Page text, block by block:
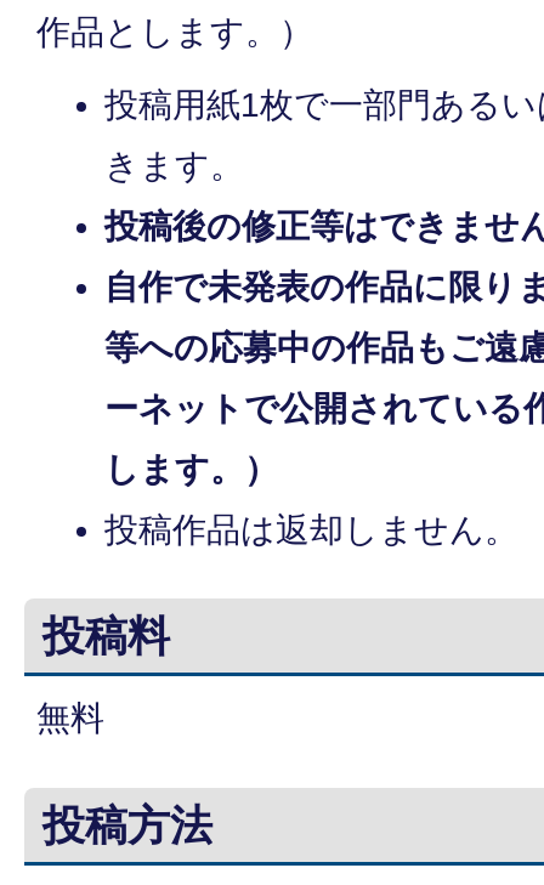
作品とします。）
投稿用紙1枚で一部門ある
きます。
投稿後の修正等はできませ
自作で未発表の作品に限り
等への応募中の作品もご遠
ーネットで公開されている
します。）
投稿作品は返却しません。
投稿料
無料
投稿方法